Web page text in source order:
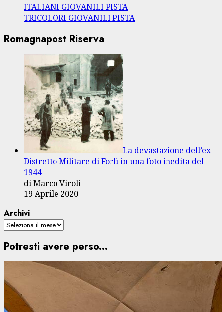
ITALIANI GIOVANILI PISTA
TRICOLORI GIOVANILI PISTA
Romagnapost Riserva
La devastazione dell’ex
Distretto Militare di Forlì in una foto inedita del
1944
di Marco Viroli
19 Aprile 2020
Archivi
Potresti avere perso...